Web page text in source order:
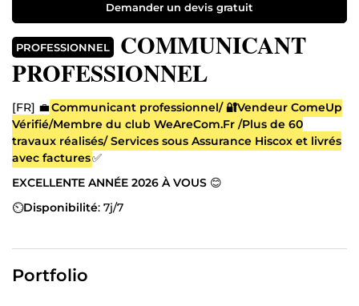
Demander un devis gratuit
PROFESSIONNEL
COMMUNICANT
PROFESSIONNEL
[FR] 💼Communicant professionnel/ 🔐Vendeur ComeUp
Vérifié/Membre du club WeAreCom.Fr /Plus de 60
travaux réalisés/ Services sous Assurance Hiscox et livrés
avec factures✅
EXCELLENTE ANNÉE 2026 À VOUS 😊
⏲️Disponibilité: 7j/7
INVEST • Dermo Advanced • Lions Club International.
🎯Votre vision, ma stratégie : l'art de communiquer pour
Portfolio